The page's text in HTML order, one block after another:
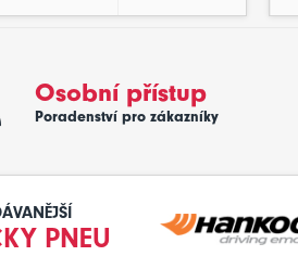
Osobní přístup
Poradenství pro zákazníky
PNEU